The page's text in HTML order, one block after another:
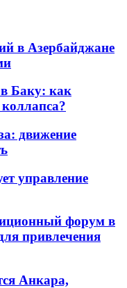
в Азербайджане
Баку: как
движение
управление
форум в
привлечения
Анкара,